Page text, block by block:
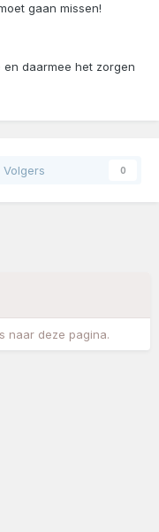
gaan missen!
daarmee het zorgen
Volgers 0
naar deze pagina.